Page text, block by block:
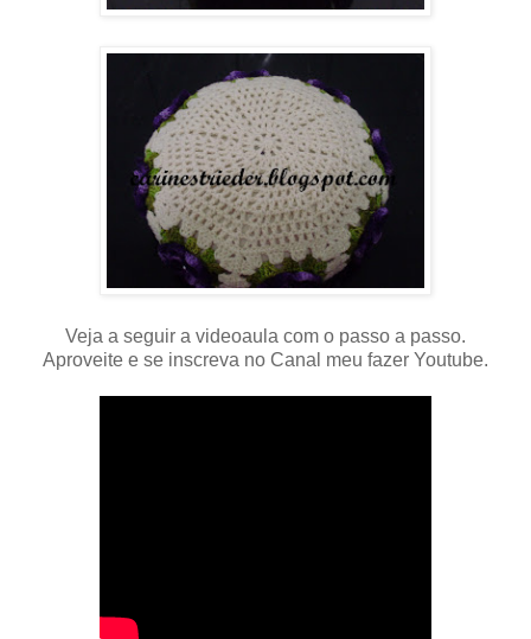
Veja a seguir a videoaula com o passo a passo.
Aproveite e se inscreva no Canal meu fazer Youtube.